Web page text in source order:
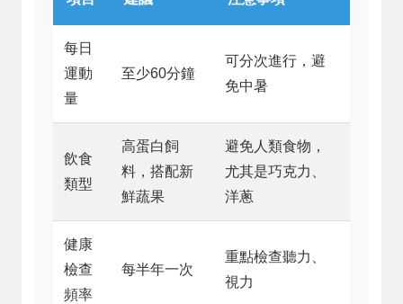
每日
運動
量
至少60分鐘
可分次進行，避
免中暑
飲食
類型
高蛋白飼
料，搭配新
鮮蔬果
避免人類食物，
尤其是巧克力、
洋蔥
健康
檢查
頻率
每半年一次
重點檢查聽力、
視力